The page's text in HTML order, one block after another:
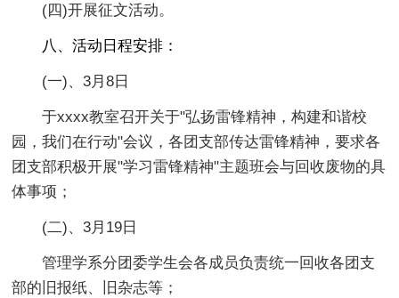
(四)开展征文活动。
八、活动日程安排：
(一)、3月8日
于xxxx教室召开关于"弘扬雷锋精神，构建和谐校
园，我们在行动"会议，各团支部传达雷锋精神，要求各
团支部积极开展"学习雷锋精神"主题班会与回收废物的具
体事项；
(二)、3月19日
管理学系分团委学生会各成员负责统一回收各团支
部的旧报纸、旧杂志等；